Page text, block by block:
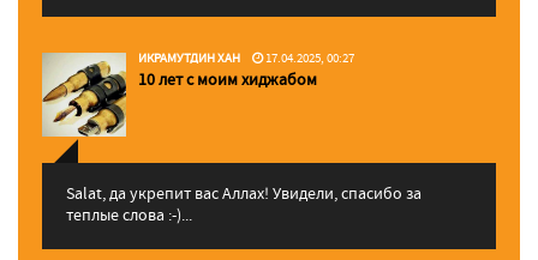
ИКРАМУТДИН ХАН 17.04.2025, 00:27
10 лет с моим хиджабом
Salat, да укрепит вас Аллаx! Увидели, спасибо за
теплые слова :-)...